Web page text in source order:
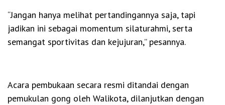
“Jangan hanya melihat pertandingannya saja, tapi
jadikan ini sebagai momentum silaturahmi, serta
semangat sportivitas dan kejujuran,” pesannya.
Acara pembukaan secara resmi ditandai dengan
pemukulan gong oleh Walikota, dilanjutkan dengan